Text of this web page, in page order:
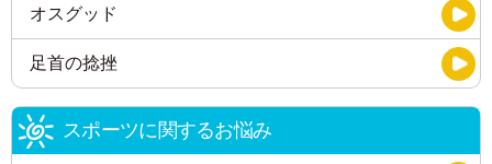
オスグッド
足首の捻挫
スポーツに関するお悩み